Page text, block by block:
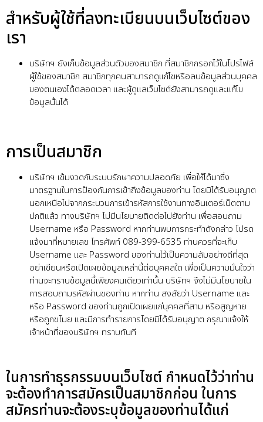
สำหรับผู้ใช้ที่ลงทะเบียนบนเว็บไซต์ของ
เรา
บริษัทฯ ยังเก็บข้อมูลส่วนตัวของสมาชิก ที่สมาชิกกรอกไว้ในโปรไฟล์
ผู้ใช้ของสมาชิก สมาชิกทุกคนสามารถดูแก้ไขหรือลบข้อมูลส่วนบุคคล
ของตนเองได้ตลอดเวลา และผู้ดูแลเว็บไซต์ยังสามารถดูและแก้ไข
ข้อมูลนั้นได้
การเป็นสมาชิก
บริษัทฯ เข้มงวดกับระบบรักษาความปลอดภัย เพื่อให้ได้มาซึ่ง
มาตรฐานในการป้องกันการเข้าถึงข้อมูลของท่าน โดยมิได้รับอนุญาต
นอกเหนือไปจากกระบวนการเข้ารหัสการใช้งานทางอินเตอร์เน็ตตาม
ปกติแล้ว ทางบริษัทฯ ไม่มีนโยบายติดต่อไปยังท่าน เพื่อสอบถาม
Username หรือ Password หากท่านพบการกระทำดังกล่าว โปรด
แจ้งมาที่หมายเลข โทรศัพท์ 089-399-6535 ท่านควรที่จะเก็บ
Username และ Password ของท่านไว้เป็นความลับอย่างดีที่สุด
อย่าเขียนหรือเปิดเผยข้อมูลเหล่านี้ต่อบุคคลใด เพื่อเป็นความมั่นใจว่า
ท่านจะทราบข้อมูลนี้เพียงคนเดียวเท่านั้น บริษัทฯ จึงไม่มีนโยบายใน
การสอบถามรหัสผ่านของท่าน หากท่าน สงสัยว่า Username และ
หรือ Password ของท่านถูกเปิดเผยแก่บุคคลที่สาม หรือสูญหาย
หรือถูกขโมย และมีการทำรายการโดยมิได้รับอนุญาต กรุณาแจ้งให้
เจ้าหน้าที่ของบริษัทฯ ทราบทันที
ในการทำธุรกรรมบนเว็บไซต์ กำหนดไว้ว่าท่าน
จะต้องทำการสมัครเป็นสมาชิกก่อน ในการ
สมัครท่านจะต้องระบุข้อมูลของท่านได้แก่